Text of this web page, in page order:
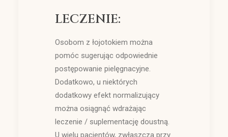
LECZENIE:
Osobom z łojotokiem można
pomóc sugerując odpowiednie
postępowanie pielęgnacyjne.
Dodatkowo, u niektórych
dodatkowy efekt normalizujący
można osiągnąć wdrażając
leczenie / suplementację doustną.
U wielu pacjentów, zwłaszcza przy